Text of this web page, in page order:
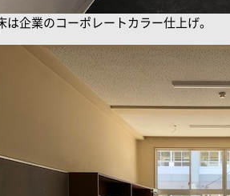
企業のコーポレートカラー仕上げ。